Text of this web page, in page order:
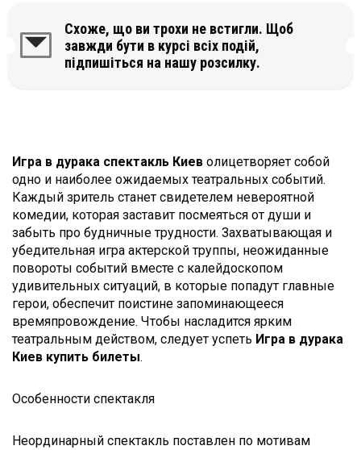
Схоже, що ви трохи не встигли. Щоб
завжди бути в курсі всіх подій,
підпишіться на нашу розсилку.
Игра в дурака спектакль Киев олицетворяет собой
одно и наиболее ожидаемых театральных событий.
Каждый зритель станет свидетелем невероятной
комедии, которая заставит посмеяться от души и
забыть про будничные трудности. Захватывающая и
убедительная игра актерской труппы, неожиданные
повороты событий вместе с калейдоскопом
удивительных ситуаций, в которые попадут главные
герои, обеспечит поистине запоминающееся
времяпровождение. Чтобы насладится ярким
театральным действом, следует успеть Игра в дурака
Киев купить билеты.
Особенности спектакля
Неординарный спектакль поставлен по мотивам